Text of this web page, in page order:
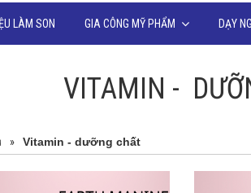
LÀM SON GIA CÔNG MỸ PHẨM DẠY
VITAMIN -
» Vitamin - dưỡng chất